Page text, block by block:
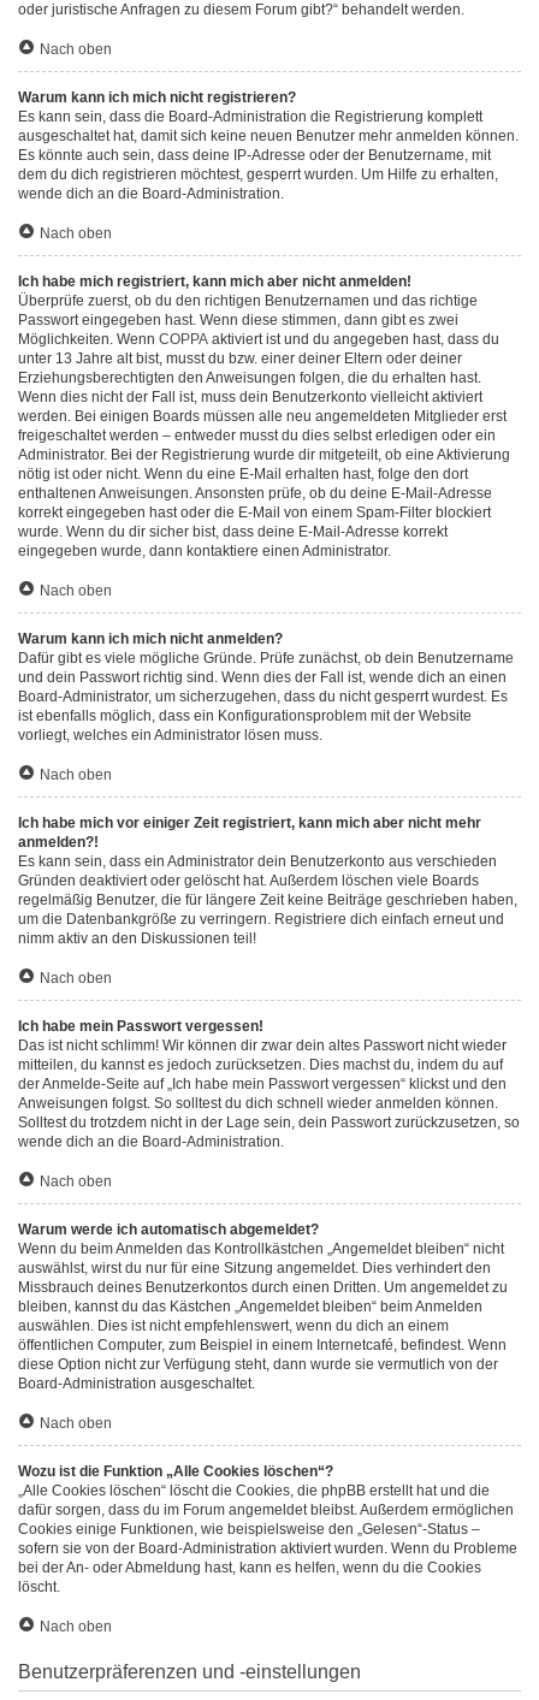
oder juristische Anfragen zu diesem Forum gibt?“ behandelt werden.
Nach oben
Warum kann ich mich nicht registrieren?
Es kann sein, dass die Board-Administration die Registrierung komplett
ausgeschaltet hat, damit sich keine neuen Benutzer mehr anmelden können.
Es könnte auch sein, dass deine IP-Adresse oder der Benutzername, mit
dem du dich registrieren möchtest, gesperrt wurden. Um Hilfe zu erhalten,
wende dich an die Board-Administration.
Nach oben
Ich habe mich registriert, kann mich aber nicht anmelden!
Überprüfe zuerst, ob du den richtigen Benutzernamen und das richtige
Passwort eingegeben hast. Wenn diese stimmen, dann gibt es zwei
Möglichkeiten. Wenn COPPA aktiviert ist und du angegeben hast, dass du
unter 13 Jahre alt bist, musst du bzw. einer deiner Eltern oder deiner
Erziehungsberechtigten den Anweisungen folgen, die du erhalten hast.
Wenn dies nicht der Fall ist, muss dein Benutzerkonto vielleicht aktiviert
werden. Bei einigen Boards müssen alle neu angemeldeten Mitglieder erst
freigeschaltet werden – entweder musst du dies selbst erledigen oder ein
Administrator. Bei der Registrierung wurde dir mitgeteilt, ob eine Aktivierung
nötig ist oder nicht. Wenn du eine E-Mail erhalten hast, folge den dort
enthaltenen Anweisungen. Ansonsten prüfe, ob du deine E-Mail-Adresse
korrekt eingegeben hast oder die E-Mail von einem Spam-Filter blockiert
wurde. Wenn du dir sicher bist, dass deine E-Mail-Adresse korrekt
eingegeben wurde, dann kontaktiere einen Administrator.
Nach oben
Warum kann ich mich nicht anmelden?
Dafür gibt es viele mögliche Gründe. Prüfe zunächst, ob dein Benutzername
und dein Passwort richtig sind. Wenn dies der Fall ist, wende dich an einen
Board-Administrator, um sicherzugehen, dass du nicht gesperrt wurdest. Es
ist ebenfalls möglich, dass ein Konfigurationsproblem mit der Website
vorliegt, welches ein Administrator lösen muss.
Nach oben
Ich habe mich vor einiger Zeit registriert, kann mich aber nicht mehr
anmelden?!
Es kann sein, dass ein Administrator dein Benutzerkonto aus verschieden
Gründen deaktiviert oder gelöscht hat. Außerdem löschen viele Boards
regelmäßig Benutzer, die für längere Zeit keine Beiträge geschrieben haben,
um die Datenbankgröße zu verringern. Registriere dich einfach erneut und
nimm aktiv an den Diskussionen teil!
Nach oben
Ich habe mein Passwort vergessen!
Das ist nicht schlimm! Wir können dir zwar dein altes Passwort nicht wieder
mitteilen, du kannst es jedoch zurücksetzen. Dies machst du, indem du auf
der Anmelde-Seite auf „Ich habe mein Passwort vergessen“ klickst und den
Anweisungen folgst. So solltest du dich schnell wieder anmelden können.
Solltest du trotzdem nicht in der Lage sein, dein Passwort zurückzusetzen, so
wende dich an die Board-Administration.
Nach oben
Warum werde ich automatisch abgemeldet?
Wenn du beim Anmelden das Kontrollkästchen „Angemeldet bleiben“ nicht
auswählst, wirst du nur für eine Sitzung angemeldet. Dies verhindert den
Missbrauch deines Benutzerkontos durch einen Dritten. Um angemeldet zu
bleiben, kannst du das Kästchen „Angemeldet bleiben“ beim Anmelden
auswählen. Dies ist nicht empfehlenswert, wenn du dich an einem
öffentlichen Computer, zum Beispiel in einem Internetcafé, befindest. Wenn
diese Option nicht zur Verfügung steht, dann wurde sie vermutlich von der
Board-Administration ausgeschaltet.
Nach oben
Wozu ist die Funktion „Alle Cookies löschen“?
„Alle Cookies löschen“ löscht die Cookies, die phpBB erstellt hat und die
dafür sorgen, dass du im Forum angemeldet bleibst. Außerdem ermöglichen
Cookies einige Funktionen, wie beispielsweise den „Gelesen“-Status –
sofern sie von der Board-Administration aktiviert wurden. Wenn du Probleme
bei der An- oder Abmeldung hast, kann es helfen, wenn du die Cookies
löscht.
Nach oben
Benutzerpräferenzen und -einstellungen